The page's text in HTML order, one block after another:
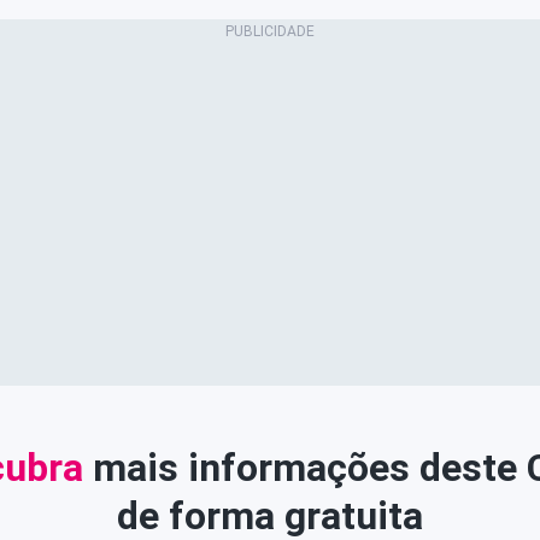
mais informações deste
de forma gratuita